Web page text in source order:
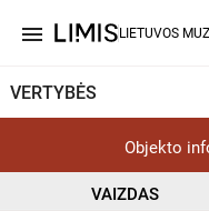
menu LIETUVOS
VERTYBĖS
Objekto
VAIZDAS